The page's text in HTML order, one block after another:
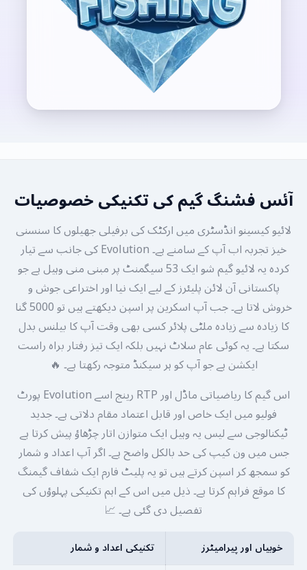
آئس فشنگ گیم کی تکنیکی خصوصیات
لائیو کیسینو انڈسٹری میں ارکٹک کی برفیلی جھیلوں کا سنسنی
خیز تجربہ اب آپ کے سامنے ہے۔ Evolution کی جانب سے تیار
کردہ یہ لائیو گیم شو ایک 53 سیگمنٹ پر مبنی منی وہیل ہے جو
پاکستانی آن لائن پلیئرز کے لیے ایک نیا اور اختراعی جوش و
خروش لاتا ہے۔ جب آپ اسکرین پر اسپن دیکھتے ہیں تو 5000 گنا
کا زیادہ سے زیادہ ملٹی پلائر کسی بھی وقت آپ کا بیلنس بدل
سکتا ہے۔ یہ کوئی عام سلاٹ نہیں بلکہ ایک تیز رفتار براہ راست
ایکشن ہے جو آپ کو ہر سیکنڈ متوجہ رکھتا ہے۔ 🔥
اس گیم کا ریاضیاتی ماڈل اور RTP رینج اسے Evolution پورٹ
فولیو میں ایک خاص اور قابل اعتماد مقام دلاتی ہے۔ جدید
ٹیکنالوجی سے لیس یہ وہیل ایک متوازن اتار چڑھاؤ پیش کرتا ہے
جس میں ون کیپ کی حد بالکل واضح ہے۔ اگر آپ اعداد و شمار
کو سمجھ کر اسپن کرتے ہیں تو یہ پلیٹ فارم ایک شفاف گیمنگ
کا موقع فراہم کرتا ہے۔ ذیل میں اس کے اہم تکنیکی پہلوؤں کی
تفصیل دی گئی ہے۔ 📈
خوبیاں اور پیرامیٹرز
تکنیکی اعداد و شمار